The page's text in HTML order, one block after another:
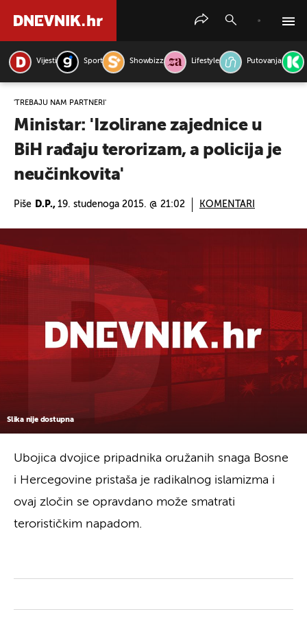
Vijesti Sport Showbizz Lifestyle Putovanja
'TREBAJU NAM PARTNERI'
Ministar: 'Izolirane zajednice u
BiH rađaju terorizam, a policija je
neučinkovita'
Piše D.P., 19. studenoga 2015. @ 21:02 KOMENTARI
Slika nije dostupna
Ubojica dvojice pripadnika oružanih snaga Bosne
i Hercegovine pristaša je radikalnog islamizma i
ovaj zločin se opravdano može smatrati
terorističkim napadom.
PRETRAŽITE VIJESTI